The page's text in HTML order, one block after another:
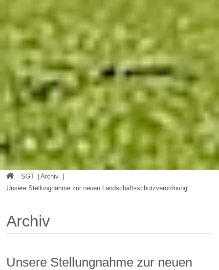
SGT | Archiv |
Unsere Stellungnahme zur neuen Landschaftsschutzverordnung
Archiv
Unsere Stellungnahme zur neuen